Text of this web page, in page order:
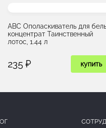
ABC Ополаскиватель для
концентрат Таинственный
лотос, 1.44 л
235 ₽ купить